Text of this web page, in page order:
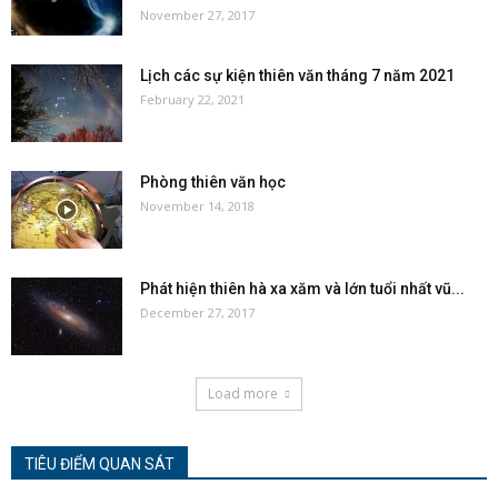
November 27, 2017
Lịch các sự kiện thiên văn tháng 7 năm 2021
February 22, 2021
Phòng thiên văn học
November 14, 2018
Phát hiện thiên hà xa xăm và lớn tuổi nhất vũ...
December 27, 2017
Load more
TIÊU ĐIỂM QUAN SÁT